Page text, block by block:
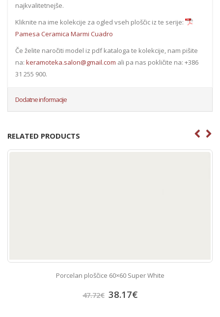
najkvalitetnejše.
Kliknite na ime kolekcije za ogled vseh ploščic iz te serije:
Pamesa Ceramica Marmi Cuadro
Če želite naročiti model iz pdf kataloga te kolekcije, nam pišite
na: keramoteka.salon@gmail.com ali pa nas pokličite na: +386
31 255 900.
Dodatne informacije
RELATED PRODUCTS
Porcelan ploščice 60×60 Super White
47.72€ 38.17€